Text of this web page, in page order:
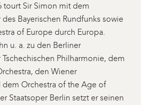
tourt Sir Simon mit dem
Bayerischen Rundfunks sowie
of Europe durch Europa.
u. a. zu den Berliner
Philharmonie, dem
den Wiener
dem Orchestra of the Age of
Staatsoper Berlin setzt er seinen